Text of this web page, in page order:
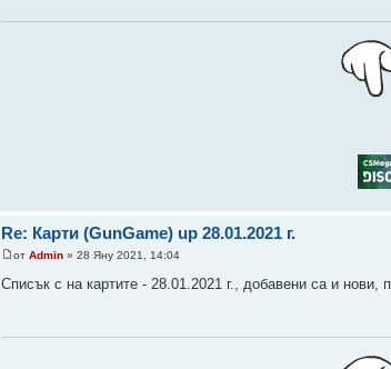
Re: Карти (GunGame) up 28.01.2021 г.
отAdmin » 28 Яну 2021, 14:04
Списък с на картите - 28.01.2021 г., добавени са и нови,